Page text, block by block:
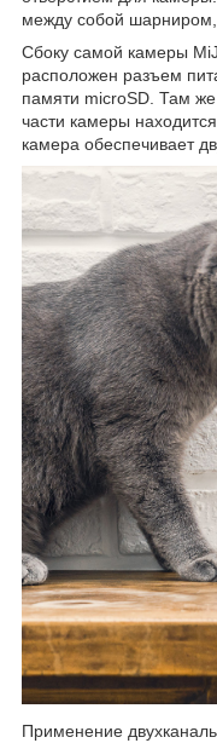
между собой
Сбоку самой камеры
расположен разъем
памяти microSD. Там
части камеры
камера обеспечивает
Применение